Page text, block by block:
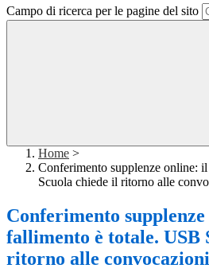
Campo di ricerca per le pagine del sito
Home >
Conferimento supplenze online:
Scuola chiede il ritorno alle
Conferimento
fallimento è totale. USB
ritorno alle